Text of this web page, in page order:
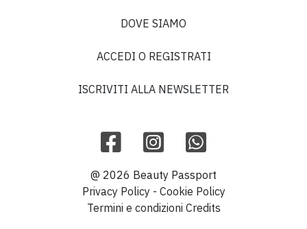
DOVE SIAMO
ACCEDI O REGISTRATI
ISCRIVITI ALLA NEWSLETTER
@ 2026 Beauty Passport
Privacy Policy - Cookie Policy
Termini e condizioni Credits